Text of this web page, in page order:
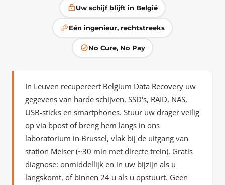
Uw schijf blijft in België
Eén ingenieur, rechtstreeks
No Cure, No Pay
In Leuven recupereert Belgium Data Recovery uw
gegevens van harde schijven, SSD's, RAID, NAS,
USB-sticks en smartphones. Stuur uw drager veilig
op via bpost of breng hem langs in ons
laboratorium in Brussel, vlak bij de uitgang van
station Meiser (~30 min met directe trein). Gratis
diagnose: onmiddellijk en in uw bijzijn als u
langskomt, of binnen 24 u als u opstuurt. Geen